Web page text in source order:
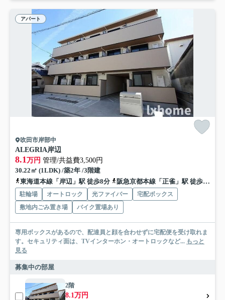
アパート
吹田市岸部中
ALEGRIA岸辺
8.1万円 管理/共益費3,500円
30.22㎡ (1LDK) /築2年 /3階建
東海道本線「岸辺」駅 徒歩8分
阪急京都本線「正雀」駅 徒歩19分
駐輪場 オートロック 光ファイバー
宅配ボックス
敷地内ごみ置き場
バイク置場あり
専用ボックスがあるので、配達員と顔を合わせずに宅配便を受け取れま
す。セキュリティ面は、TVインターホン・オートロックなど... もっと
見る
募集中の部屋
2階
8.1万円